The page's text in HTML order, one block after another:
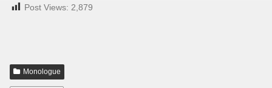
Post Views: 2,879
Monologue